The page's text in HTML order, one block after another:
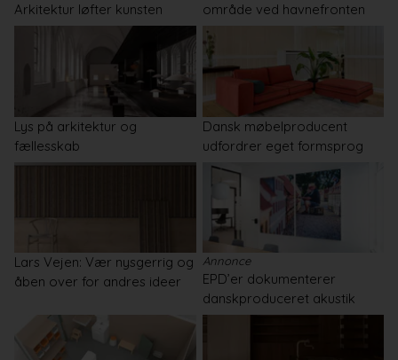
Arkitektur løfter kunsten
område ved havnefronten
Lys på arkitektur og
fællesskab
Dansk møbelproducent
udfordrer eget formsprog
Lars Vejen: Vær nysgerrig og
åben over for andres ideer
Annonce
EPD’er dokumenterer
danskproduceret akustik